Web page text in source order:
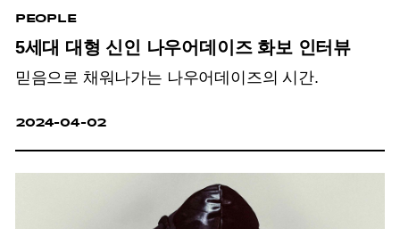
PEOPLE
5세대 대형 신인 나우어데이즈 화보 인터뷰
믿음으로 채워나가는 나우어데이즈의 시간.
2024-04-02